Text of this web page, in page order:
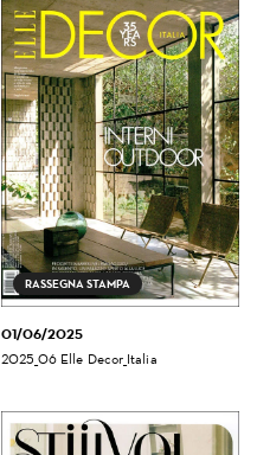
RASSEGNA STAMPA
01/06/2025
2025_06 Elle Decor_Italia